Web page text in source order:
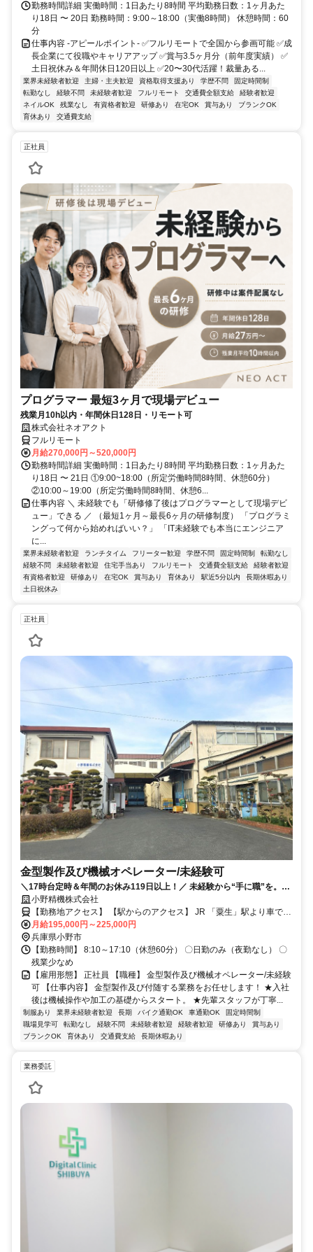
勤務時間詳細 実働時間：1日あたり8時間 平均勤務日数：1ヶ月あた
り18日 〜 20日 勤務時間：9:00～18:00（実働8時間） 休憩時間：60
分
仕事内容 -アピールポイント- ✅フルリモートで全国から参画可能 ✅成
長企業にて役職やキャリアアップ ✅賞与3.5ヶ月分（前年度実績） ✅
土日祝休み＆年間休日120日以上 ✅20〜30代活躍！裁量ある...
業界未経験者歓迎 主婦・主夫歓迎 資格取得支援あり 学歴不問
固定時間制
転勤なし
経験不問 未経験者歓迎 フルリモート 交通費全額支給
経験者歓迎
ネイルOK
残業なし 有資格者歓迎 研修あり 在宅OK 賞与あり
ブランクOK
育休あり
交通費支給
正社員
プログラマー 最短3ヶ月で現場デビュー
残業月10h以内・年間休日128日・リモート可
株式会社ネオアクト
フルリモート
月給270,000円～520,000円
勤務時間詳細 実働時間：1日あたり8時間 平均勤務日数：1ヶ月あた
り18日 〜 21日 ①9:00~18:00（所定労働時間8時間、休憩60分）
②10:00～19:00（所定労働時間8時間、休憩6...
仕事内容 ＼ 未経験でも「研修修了後はプログラマーとして現場デビ
ュー」できる ／ （最短1ヶ月～最長6ヶ月の研修制度） 「プログラミ
ングって何から始めればいい？」 「IT未経験でも本当にエンジニア
に...
業界未経験者歓迎 ランチタイム フリーター歓迎 学歴不問 固定時間制
転勤なし
経験不問
未経験者歓迎 住宅手当あり フルリモート 交通費全額支給
経験者歓迎
有資格者歓迎
研修あり 在宅OK 賞与あり 育休あり 駅近5分以内
長期休暇あり
土日祝休み
正社員
金型製作及び機械オペレーター/未経験可
＼17時台定時＆年間のお休み119日以上！／ 未経験から“手に職”を。あ
なたの新しいスタートを応援♪
小野精機株式会社
【勤務地アクセス】 【駅からのアクセス】 JR 「粟生」駅より車で7
分、徒歩16分 〇車通勤OK（駐車場完備） 〇バイク/自転車通勤
OK（駐輪場完備）
月給195,000円～225,000円
兵庫県小野市
【勤務時間】 8:10～17:10（休憩60分） 〇日勤のみ（夜勤なし） 〇
残業少なめ
【雇用形態】 正社員 【職種】 金型製作及び機械オペレーター/未経験
可 【仕事内容】 金型製作及び付随する業務をお任せします！ ★入社
後は機械操作や加工の基礎からスタート。 ★先輩スタッフが丁寧...
制服あり 業界未経験者歓迎 長期 バイク通勤OK 車通勤OK
固定時間制
職場見学可
転勤なし 経験不問 未経験者歓迎 経験者歓迎 研修あり
賞与あり
ブランクOK
育休あり 交通費支給 長期休暇あり
業務委託